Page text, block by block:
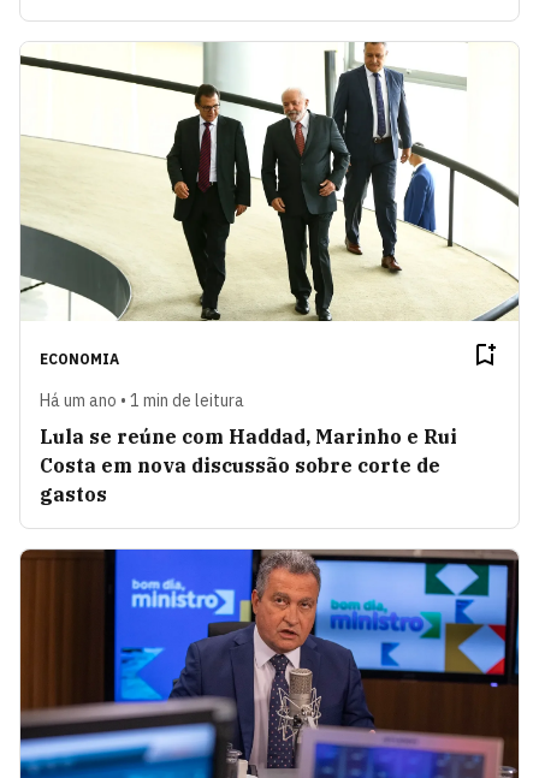
ECONOMIA
Há um ano • 1 min de leitura
Lula se reúne com Haddad, Marinho e Rui
Costa em nova discussão sobre corte de
gastos